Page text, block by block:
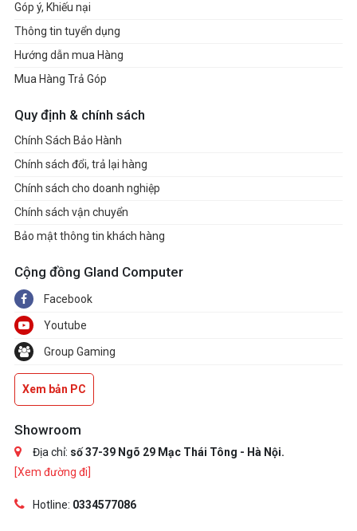
Góp ý, Khiếu nại
Thông tin tuyển dụng
Hướng dẫn mua Hàng
Mua Hàng Trả Góp
Quy định & chính sách
Chính Sách Bảo Hành
Chính sách đổi, trả lại hàng
Chính sách cho doanh nghiệp
Chính sách vận chuyển
Bảo mật thông tin khách hàng
Cộng đồng Gland Computer
Facebook
Youtube
Group Gaming
Xem bản PC
Showroom
Địa chỉ: số 37-39 Ngõ 29 Mạc Thái Tông - Hà Nội.
[Xem đường đi]
Hotline: 0334577086